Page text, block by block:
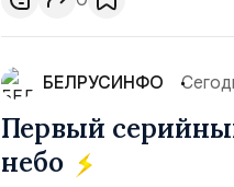
БЕЛРУСИНФО
Первый
небо